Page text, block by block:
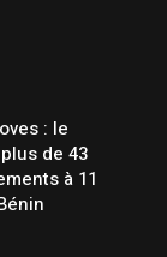
: le
de 43
à 11